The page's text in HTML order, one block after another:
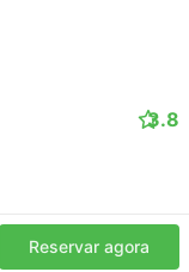
3.8
Reservar agora